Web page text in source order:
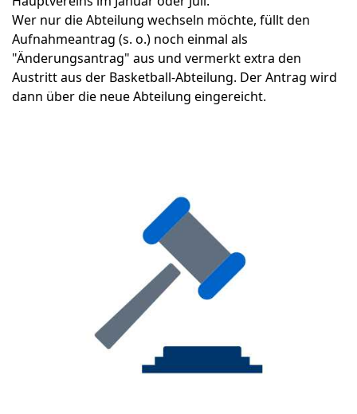
Wer nur die Abteilung wechseln möchte, füllt den
Aufnahmeantrag (s. o.) noch einmal als
"Änderungsantrag" aus und vermerkt extra den
Austritt aus der Basketball-Abteilung. Der Antrag wird
dann über die neue Abteilung eingereicht.